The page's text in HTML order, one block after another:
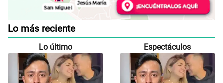
Lo más reciente
Lo último Espectáculos